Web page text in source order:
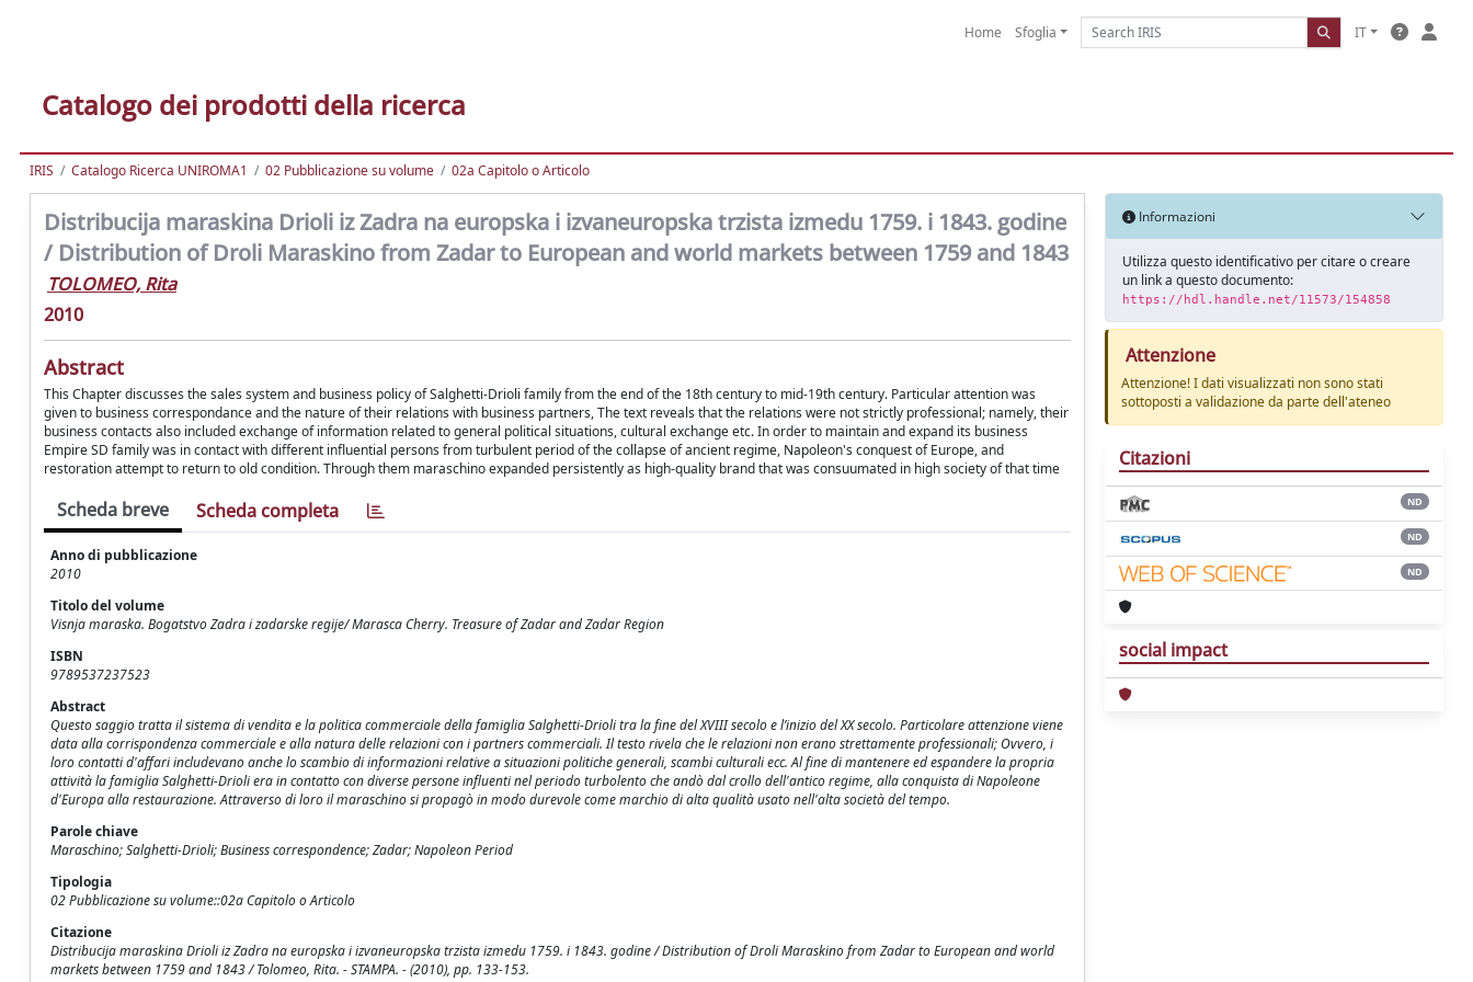
Home Sfoglia IT
Catalogo dei prodotti della ricerca
IRIS Catalogo Ricerca UNIROMA1 02 Pubblicazione su volume 02a Capitolo o Articolo
Distribucija maraskina Drioli iz Zadra na europska i izvaneuropska trzista izmedu 1759. i 1843. godine
/ Distribution of Droli Maraskino from Zadar to European and world markets between 1759 and 1843
TOLOMEO, Rita
2010
Abstract
This Chapter discusses the sales system and business policy of Salghetti-Drioli family from the end of the 18th century to mid-19th century. Particular attention was
given to business correspondance and the nature of their relations with business partners, The text reveals that the relations were not strictly professional; namely, their
business contacts also included exchange of information related to general political situations, cultural exchange etc. In order to maintain and expand its business
Empire SD family was in contact with different influential persons from turbulent period of the collapse of ancient regime, Napoleon's conquest of Europe, and
restoration attempt to return to old condition. Through them maraschino expanded persistently as high-quality brand that was consuumated in high society of that time
Scheda breve Scheda completa
Anno di pubblicazione
2010
Titolo del volume
Visnja maraska. Bogatstvo Zadra i zadarske regije/ Marasca Cherry. Treasure of Zadar and Zadar Region
ISBN
9789537237523
Abstract
Questo saggio tratta il sistema di vendita e la politica commerciale della famiglia Salghetti-Drioli tra la fine del XVIII secolo e l’inizio del XX secolo. Particolare attenzione viene
data alla corrispondenza commerciale e alla natura delle relazioni con i partners commerciali. Il testo rivela che le relazioni non erano strettamente professionali; Ovvero, i
loro contatti d'affari includevano anche lo scambio di informazioni relative a situazioni politiche generali, scambi culturali ecc. Al fine di mantenere ed espandere la propria
attività la famiglia Salghetti-Drioli era in contatto con diverse persone influenti nel periodo turbolento che andò dal crollo dell'antico regime, alla conquista di Napoleone
d'Europa alla restaurazione. Attraverso di loro il maraschino si propagò in modo durevole come marchio di alta qualità usato nell'alta società del tempo.
Parole chiave
Maraschino; Salghetti-Drioli; Business correspondence; Zadar; Napoleon Period
Tipologia
02 Pubblicazione su volume::02a Capitolo o Articolo
Citazione
Distribucija maraskina Drioli iz Zadra na europska i izvaneuropska trzista izmedu 1759. i 1843. godine / Distribution of Droli Maraskino from Zadar to European and world
markets between 1759 and 1843 / Tolomeo, Rita. - STAMPA. - (2010), pp. 133-153.
Informazioni
Utilizza questo identificativo per citare o creare
un link a questo documento:
https://hdl.handle.net/11573/154858
Attenzione
Attenzione! I dati visualizzati non sono stati
sottoposti a validazione da parte dell'ateneo
Citazioni
ND
ND
ND
social impact